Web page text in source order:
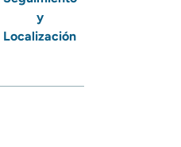
y
Localización